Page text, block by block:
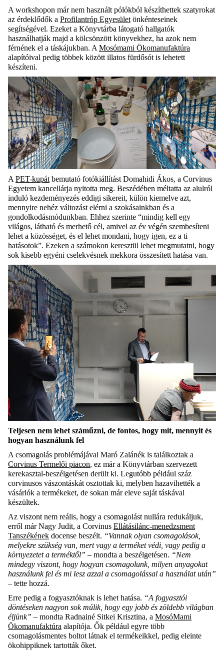
A workshopon már nem használt pólókból készíthettek szatyrokat
az érdeklődők a Profilantróp Egyesület önkénteseinek
segítségével. Ezeket a Könyvtárba látogató hallgatók
használhatják majd a kölcsönzött könyvekhez, ha azok nem
férnének el a táskájukban. A Mosómami Ökomanufaktúra
alapítóival pedig többek között illatos fürdősót is lehetett
készíteni.
A PET-kupát bemutató fotókiállítást Domahidi Ákos, a Corvinus
Egyetem kancellárja nyitotta meg. Beszédében méltatta az alulról
induló kezdeményezés eddigi sikereit, külön kiemelve azt,
mennyire nehéz változást elérni a szokásainkban és a
gondolkodásmódunkban. Ehhez szerinte “mindig kell egy
világos, látható és merhető cél, amivel az év végén szembesíteni
lehet a közösséget, és el lehet mondani, hogy igen, ez a ti
hatásotok”. Ezeken a számokon keresztül lehet megmutatni, hogy
sok kisebb egyéni cselekvésnek mekkora összesített hatása van.
Teljesen nem lehet száműzni, de fontos, hogy mit, mennyit és
hogyan használunk fel
A csomagolás problémájával Maró Zalánék is találkoztak a
Corvinus Termelői piacon, ez már a Könyvtárban szervezett
kerekasztal-beszélgetésen derült ki. Legutóbb például száz
corvinusos vászontáskát osztottak ki, melyben hazavihették a
vásárlók a termékeket, de sokan már eleve saját táskával
készültek.
Az viszont nem reális, hogy a csomagolást nullára redukáljuk,
erről már Nagy Judit, a Corvinus Ellátásilánc-menedzsment
Tanszékének docense beszélt. “Vannak olyan csomagolások,
melyekre szükség van, mert vagy a terméket védi, vagy pedig a
környezetet a terméktől” – mondta a beszélgetésen. “Nem
mindegy viszont, hogy hogyan csomagolunk, milyen anyagokat
használunk fel és mi lesz azzal a csomagolással a használat után”
– tette hozzá.
Erre pedig a fogyasztóknak is lehet hatása. “A fogyasztói
döntéseken nagyon sok múlik, hogy egy jobb és zöldebb világban
éljünk” – mondta Radnainé Sitkei Krisztina, a MosóMami
Ökomanufaktúra alapítója. Ők például egyre több
csomagolásmentes boltot látnak el termékeikkel, pedig eleinte
ökohippiknek tartották őket.